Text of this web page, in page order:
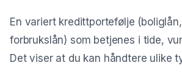
En variert kredittportefølje
forbrukslån) som betjenes i tide,
Det viser at du kan håndtere ulike